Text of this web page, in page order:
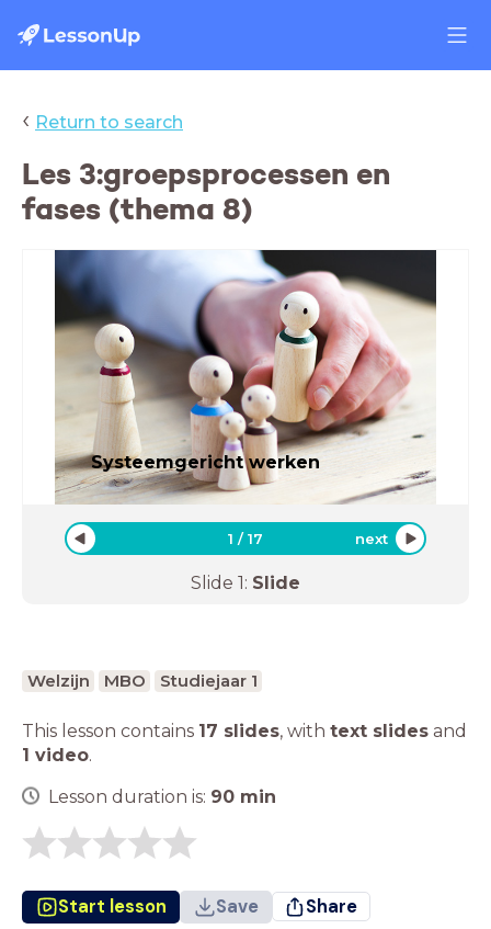
‹ Return to search
Les 3:groepsprocessen en
fases (thema 8)
Systeemgericht werken
1 /17 next
Slide 1: Slide
Welzijn MBO Studiejaar 1
This lesson contains 17 slides, with text slides and
1 video.
Lesson duration is: 90 min
Start lesson Save Share